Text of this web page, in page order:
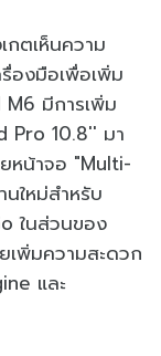
ตเห็นความ
องมือเพื่อเพิ่ม
มีการเพิ่ม
Pro 10.8'' มา
หน้าจอ "Multi-
ใหม่สำหรับ
ในส่วนของ
เพิ่มความสะดวก
และ